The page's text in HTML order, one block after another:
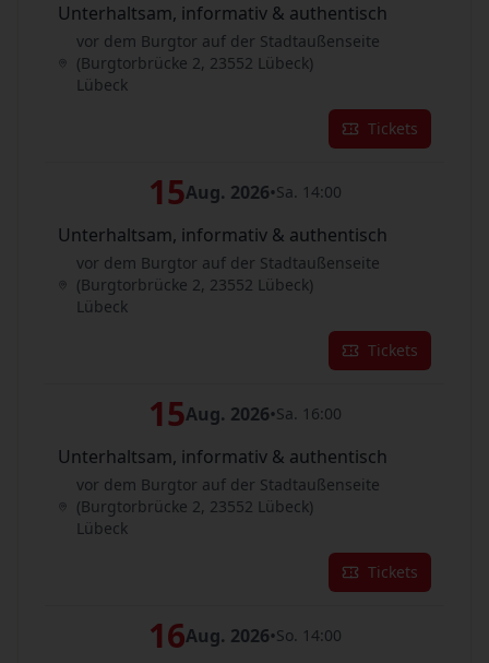
Unterhaltsam, informativ & authentisch
vor dem Burgtor auf der Stadtaußenseite
(Burgtorbrücke 2, 23552 Lübeck)
Lübeck
Tickets
15Aug. 2026•Sa. 14:00
Unterhaltsam, informativ & authentisch
vor dem Burgtor auf der Stadtaußenseite
(Burgtorbrücke 2, 23552 Lübeck)
Lübeck
Tickets
15Aug. 2026•Sa. 16:00
Unterhaltsam, informativ & authentisch
vor dem Burgtor auf der Stadtaußenseite
(Burgtorbrücke 2, 23552 Lübeck)
Lübeck
Tickets
16Aug. 2026•So. 14:00